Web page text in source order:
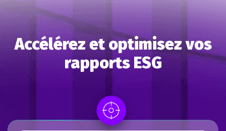
Accélérez et optimisez vos
rapports ESG